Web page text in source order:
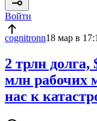
Войти
cognitronn18 мар в
2 трлн
млн рабочих
нас к